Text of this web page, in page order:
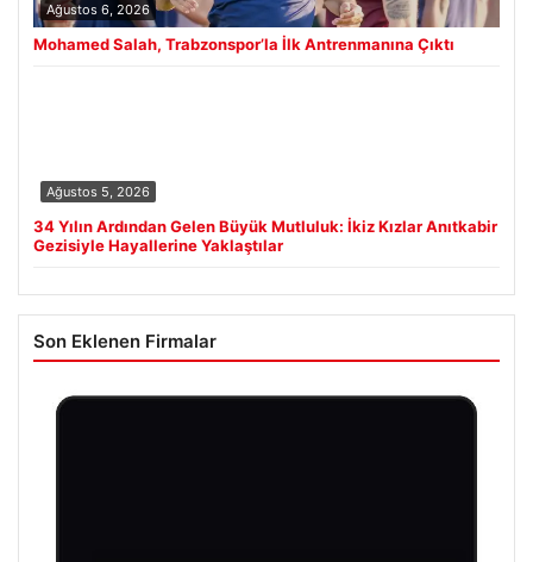
Ağustos 6, 2026
Mohamed Salah, Trabzonspor’la İlk Antrenmanına Çıktı
Ağustos 5, 2026
34 Yılın Ardından Gelen Büyük Mutluluk: İkiz Kızlar Anıtkabir
Gezisiyle Hayallerine Yaklaştılar
Son Eklenen Firmalar